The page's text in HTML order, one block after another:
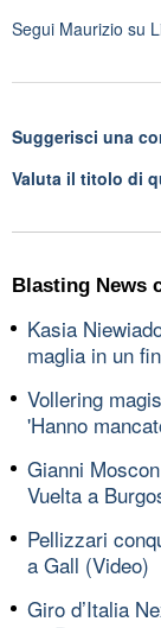
Segui Maurizio su
Suggerisci una
Valuta il titolo di
Blasting News
Kasia
maglia in un
Vollering
'Hanno
Gianni
Vuelta a
Pellizzari
a Gall (Video)
Giro d’Italia